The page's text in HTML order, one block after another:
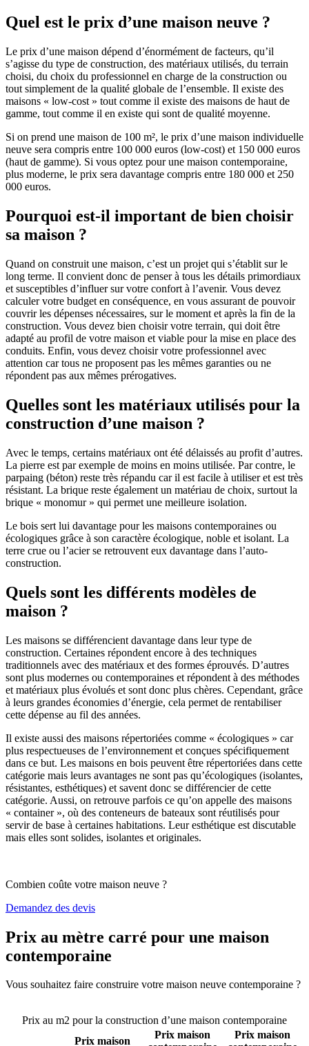
Quel est le prix d’une maison neuve ?
Le prix d’une maison dépend d’énormément de facteurs, qu’il
s’agisse du type de construction, des matériaux utilisés, du terrain
choisi, du choix du professionnel en charge de la construction ou
tout simplement de la qualité globale de l’ensemble. Il existe des
maisons « low-cost » tout comme il existe des maisons de haut de
gamme, tout comme il en existe qui sont de qualité moyenne.
Si on prend une maison de 100 m², le prix d’une maison individuelle
neuve sera compris entre 100 000 euros (low-cost) et 150 000 euros
(haut de gamme). Si vous optez pour une maison contemporaine,
plus moderne, le prix sera davantage compris entre 180 000 et 250
000 euros.
Pourquoi est-il important de bien choisir
sa maison ?
Quand on construit une maison, c’est un projet qui s’établit sur le
long terme. Il convient donc de penser à tous les détails primordiaux
et susceptibles d’influer sur votre confort à l’avenir. Vous devez
calculer votre budget en conséquence, en vous assurant de pouvoir
couvrir les dépenses nécessaires, sur le moment et après la fin de la
construction. Vous devez bien choisir votre terrain, qui doit être
adapté au profil de votre maison et viable pour la mise en place des
conduits. Enfin, vous devez choisir votre professionnel avec
attention car tous ne proposent pas les mêmes garanties ou ne
répondent pas aux mêmes prérogatives.
Quelles sont les matériaux utilisés pour la
construction d’une maison ?
Avec le temps, certains matériaux ont été délaissés au profit d’autres.
La pierre est par exemple de moins en moins utilisée. Par contre, le
parpaing (béton) reste très répandu car il est facile à utiliser et est très
résistant. La brique reste également un matériau de choix, surtout la
brique « monomur » qui permet une meilleure isolation.
Le bois sert lui davantage pour les maisons contemporaines ou
écologiques grâce à son caractère écologique, noble et isolant. La
terre crue ou l’acier se retrouvent eux davantage dans l’auto-
construction.
Quels sont les différents modèles de
maison ?
Les maisons se différencient davantage dans leur type de
construction. Certaines répondent encore à des techniques
traditionnels avec des matériaux et des formes éprouvés. D’autres
sont plus modernes ou contemporaines et répondent à des méthodes
et matériaux plus évolués et sont donc plus chères. Cependant, grâce
à leurs grandes économies d’énergie, cela permet de rentabiliser
cette dépense au fil des années.
Il existe aussi des maisons répertoriées comme « écologiques » car
plus respectueuses de l’environnement et conçues spécifiquement
dans ce but. Les maisons en bois peuvent être répertoriées dans cette
catégorie mais leurs avantages ne sont pas qu’écologiques (isolantes,
résistantes, esthétiques) et savent donc se différencier de cette
catégorie. Aussi, on retrouve parfois ce qu’on appelle des maisons
« container », où des conteneurs de bateaux sont réutilisés pour
servir de base à certaines habitations. Leur esthétique est discutable
mais elles sont solides, isolantes et originales.
Combien coûte votre maison neuve ?
Demandez des devis
Prix au mètre carré pour une maison
contemporaine
Vous souhaitez faire construire votre maison neuve contemporaine ?
Prix au m2 pour la construction d’une maison contemporaine
Prix maison
Prix maison
Prix maison